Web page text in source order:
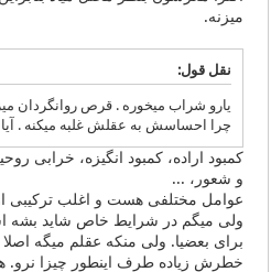
میزنه.
نقل قول:
یارو شراب میخوره . قرص روانگردان
چرا احساسش به عقلش غلبه میکنه .
کمبود اراده، کمبود انگیزه، خرابی
و شعور، ...
عوامل مختلفی هست و اغلب ترکیبی
ولی میگم در شرایط خاص شاید بشه
برای بعضیا. ولی منکه عقلم میگه
خطرش زیاده طرف اینطور چیزا نرو.